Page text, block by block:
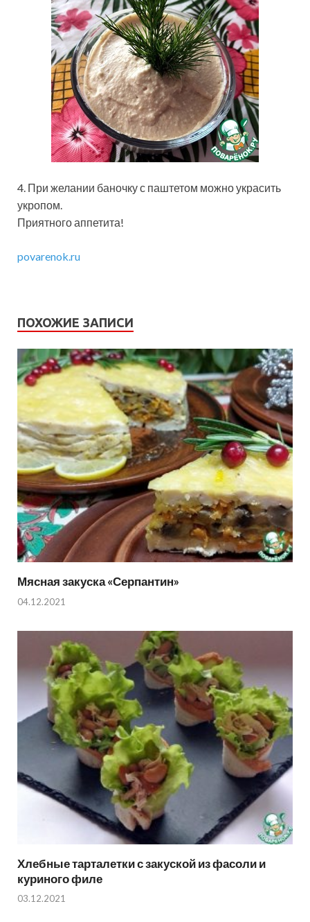
4. При желании баночку с паштетом можно украсить
укропом.
Приятного аппетита!
povarenok.ru
ПОХОЖИЕ ЗАПИСИ
Мясная закуска «Серпантин»
04.12.2021
Хлебные тарталетки с закуской из фасоли и
куриного филе
03.12.2021